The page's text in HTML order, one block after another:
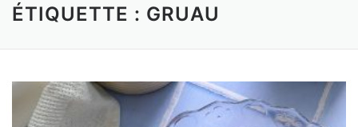
ÉTIQUETTE : GRUAU